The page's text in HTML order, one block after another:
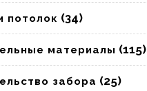
потолок (34)
материалы (115)
забора (25)